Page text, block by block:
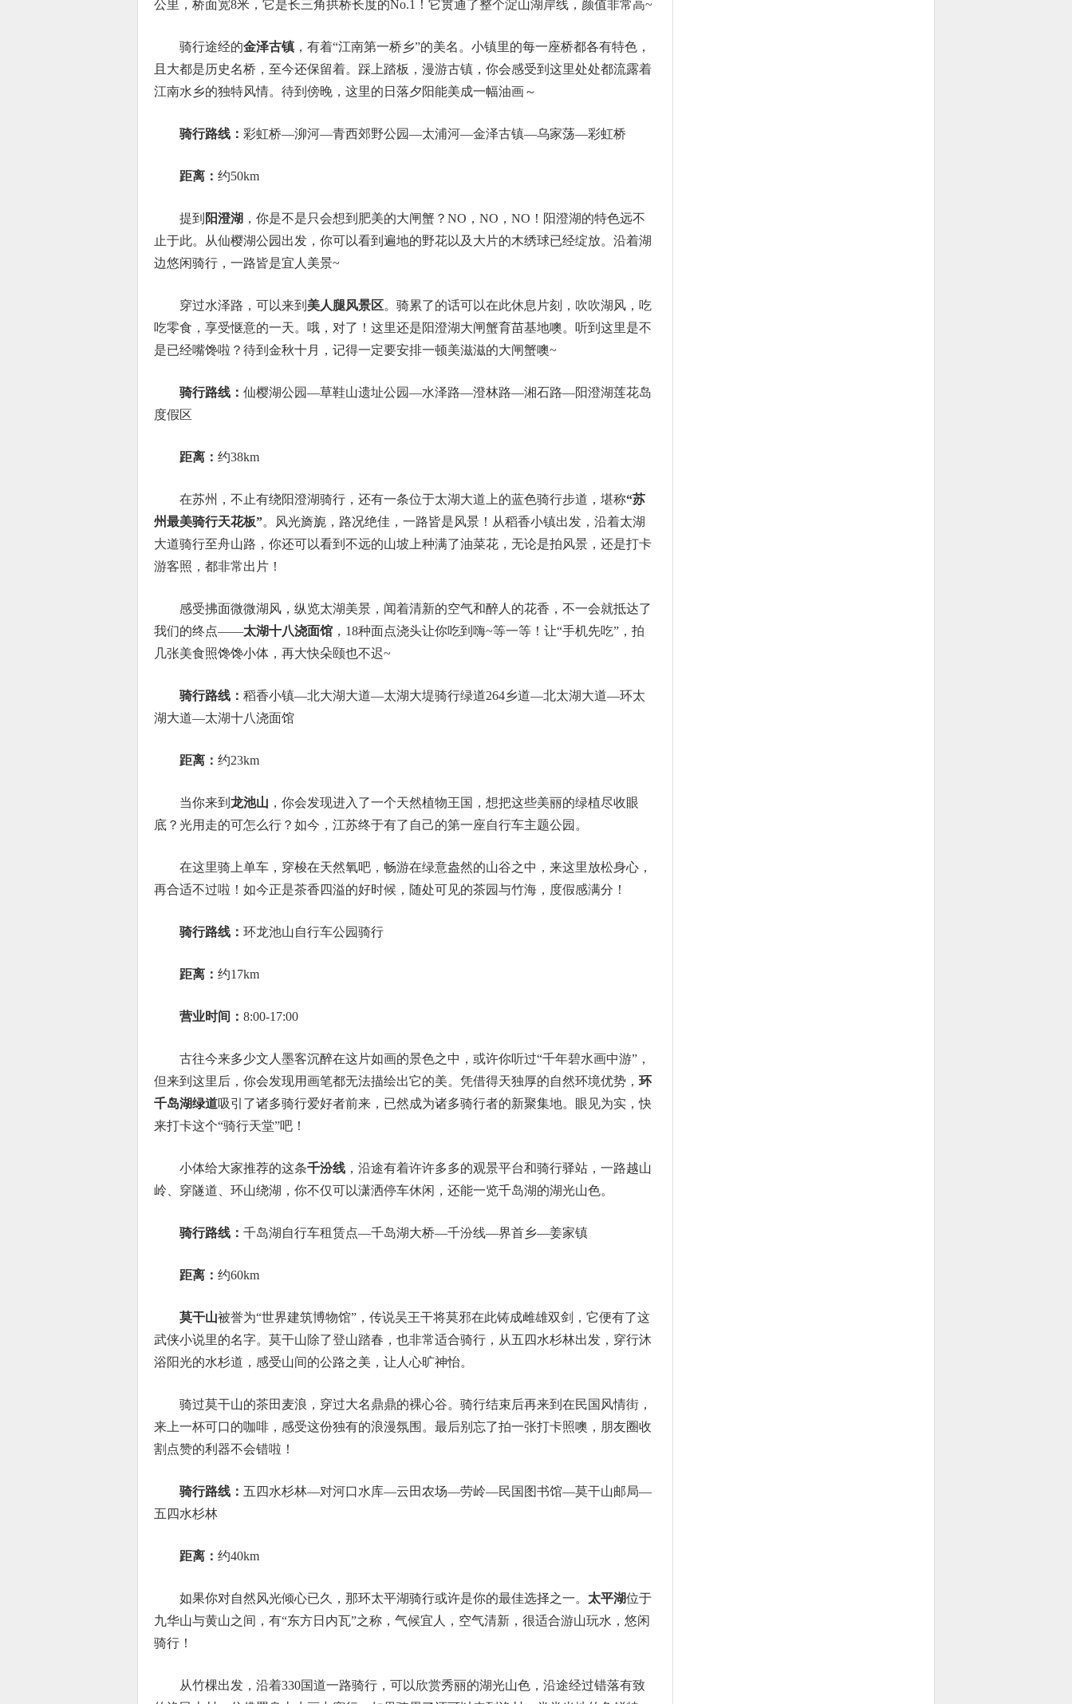
公里，桥面宽8米，它是长三角拱桥长度的No.1！它贯通了整个淀山湖岸线，颜值非常高~
骑行途经的金泽古镇 ，有着“江南第一桥乡”的美名。小镇里的每一座桥都各有特色，
且大都是历史名桥，至今还保留着。踩上踏板，漫游古镇，你会感受到这里处处都流露着
江南水乡的独特风情。待到傍晚，这里的日落夕阳能美成一幅油画～
骑行路线： 彩虹桥—泖河—青西郊野公园—太浦河—金泽古镇—乌家荡—彩虹桥
距离： 约50km
提到 阳澄湖 ，你是不是只会想到肥美的大闸蟹？NO，NO，NO！阳澄湖的特色远不
止于此。从仙樱湖公园出发，你可以看到遍地的野花以及大片的木绣球已经绽放。沿着湖
边悠闲骑行，一路皆是宜人美景~
穿过水泽路，可以来到 美人腿风景区。骑累了的话可以在此休息片刻，吹吹湖风，吃
吃零食，享受惬意的一天。哦，对了！这里还是阳澄湖大闸蟹育苗基地噢。听到这里是不
是已经嘴馋啦？待到金秋十月，记得一定要安排一顿美滋滋的大闸蟹噢~
骑行路线： 仙樱湖公园—草鞋山遗址公园—水泽路—澄林路—湘石路—阳澄湖莲花岛
度假区
距离： 约38km
在苏州，不止有绕阳澄湖骑行，还有一条位于太湖大道上的蓝色骑行步道，堪称“苏
州最美骑行天花板”。风光旖旎，路况绝佳，一路皆是风景！从稻香小镇出发，沿着太湖
大道骑行至舟山路，你还可以看到不远的山坡上种满了油菜花，无论是拍风景，还是打卡
游客照，都非常出片！
感受拂面微微湖风，纵览太湖美景，闻着清新的空气和醉人的花香，不一会就抵达了
我们的终点——太湖十八浇面馆 ，18种面点浇头让你吃到嗨~等一等！让“手机先吃”，拍
几张美食照馋馋小体，再大快朵颐也不迟~
骑行路线： 稻香小镇—北大湖大道—太湖大堤骑行绿道264乡道—北太湖大道—环太
湖大道—太湖十八浇面馆
距离： 约23km
当你来到 龙池山 ，你会发现进入了一个天然植物王国，想把这些美丽的绿植尽收眼
底？光用走的可怎么行？如今，江苏终于有了自己的第一座自行车主题公园。
在这里骑上单车，穿梭在天然氧吧，畅游在绿意盎然的山谷之中，来这里放松身心，
再合适不过啦！如今正是茶香四溢的好时候，随处可见的茶园与竹海，度假感满分！
骑行路线： 环龙池山自行车公园骑行
距离： 约17km
营业时间： 8:00-17:00
古往今来多少文人墨客沉醉在这片如画的景色之中，或许你听过“千年碧水画中游”，
但来到这里后，你会发现用画笔都无法描绘出它的美。凭借得天独厚的自然环境优势， 环
千岛湖绿道吸引了诸多骑行爱好者前来，已然成为诸多骑行者的新聚集地。眼见为实，快
来打卡这个“骑行天堂”吧！
小体给大家推荐的这条千汾线 ，沿途有着许许多多的观景平台和骑行驿站，一路越山
岭、穿隧道、环山绕湖，你不仅可以潇洒停车休闲，还能一览千岛湖的湖光山色。
骑行路线： 千岛湖自行车租赁点—千岛湖大桥—千汾线—界首乡—姜家镇
距离： 约60km
莫干山被誉为“世界建筑博物馆”，传说吴王干将莫邪在此铸成雌雄双剑，它便有了这
武侠小说里的名字。莫干山除了登山踏春，也非常适合骑行，从五四水杉林出发，穿行沐
浴阳光的水杉道，感受山间的公路之美，让人心旷神怡。
骑过莫干山的茶田麦浪，穿过大名鼎鼎的裸心谷。骑行结束后再来到在民国风情街，
来上一杯可口的咖啡，感受这份独有的浪漫氛围。最后别忘了拍一张打卡照噢，朋友圈收
割点赞的利器不会错啦！
骑行路线： 五四水杉林—对河口水库—云田农场—劳岭—民国图书馆—莫干山邮局—
五四水杉林
距离： 约40km
如果你对自然风光倾心已久，那环太平湖骑行或许是你的最佳选择之一。 太平湖位于
九华山与黄山之间，有“东方日内瓦”之称，气候宜人，空气清新，很适合游山玩水，悠闲
骑行！
从竹棵出发，沿着330国道一路骑行，可以欣赏秀丽的湖光山色，沿途经过错落有致